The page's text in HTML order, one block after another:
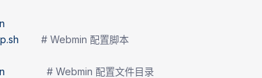
        # Webmin 配置脚本
               # Webmin 配置文件目录